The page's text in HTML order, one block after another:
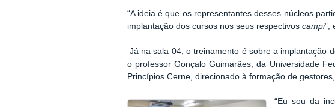
“A ideia é que os representantes desses núcleos
implantação dos cursos nos seus respectivos campi”,
Já na sala 04, o treinamento é sobre a implantação
o professor Gonçalo Guimarães, da Universidade
Princípios Cerne, direcionado à formação de
“Eu sou da